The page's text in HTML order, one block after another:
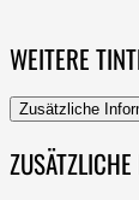
WEITERE
Zusätzliche